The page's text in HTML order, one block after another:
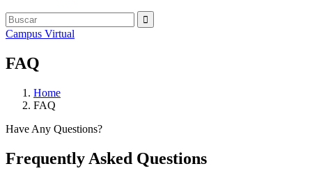
Campus Virtual
FAQ
Home
FAQ
Have Any Questions?
Frequently Asked Questions